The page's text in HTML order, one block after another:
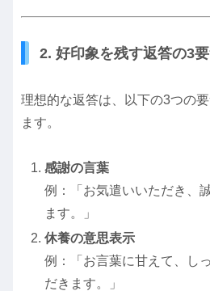
2. 好印象を残す返答の3
理想的な返答は、以下の3つの
ます。
感謝の言葉
例：「お気遣いいただき、
ます。」
休養の意思表示
例：「お言葉に甘えて、し
だきます。」